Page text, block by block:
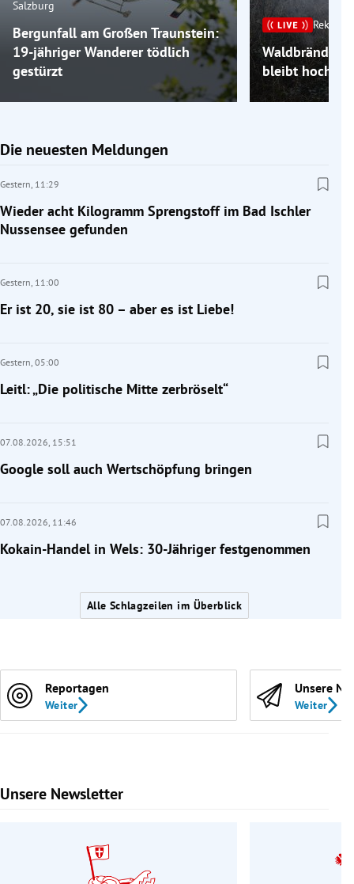
Salzburg
Bergunfall am Großen Traunstein:
19-jähriger Wanderer tödlich
gestürzt
Waldbrände
bleibt
Die neuesten Meldungen
Gestern, 11:29
Wieder acht Kilogramm Sprengstoff im Bad Ischler
Nussensee gefunden
Gestern, 11:00
Er ist 20, sie ist 80 – aber es ist Liebe!
Gestern, 05:00
Leitl: „Die politische Mitte zerbröselt“
07.08.2026, 15:51
Google soll auch Wertschöpfung bringen
07.08.2026, 11:46
Kokain-Handel in Wels: 30-Jähriger festgenommen
Alle Schlagzeilen im Überblick
Reportagen
Weiter
Unsere
Weiter
Unsere Newsletter
Slide 1 von 9